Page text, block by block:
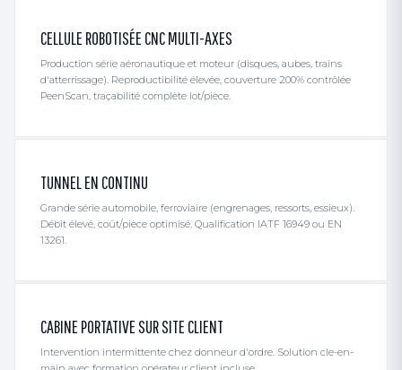
CELLULE ROBOTISÉE CNC MULTI-AXES
Production série aéronautique et moteur (disques, aubes, trains
d'atterrissage). Reproductibilité élevée, couverture 200% contrôlée
PeenScan, traçabilité complète lot/pièce.
TUNNEL EN CONTINU
Grande série automobile, ferroviaire (engrenages, ressorts, essieux).
Débit élevé, coût/pièce optimisé. Qualification IATF 16949 ou EN
13261.
CABINE PORTATIVE SUR SITE CLIENT
Intervention intermittente chez donneur d'ordre. Solution cle-en-